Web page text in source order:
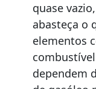
quase
abasteça o
elementos
dependem